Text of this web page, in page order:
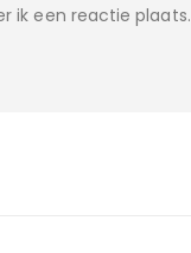
ik een reactie plaats.